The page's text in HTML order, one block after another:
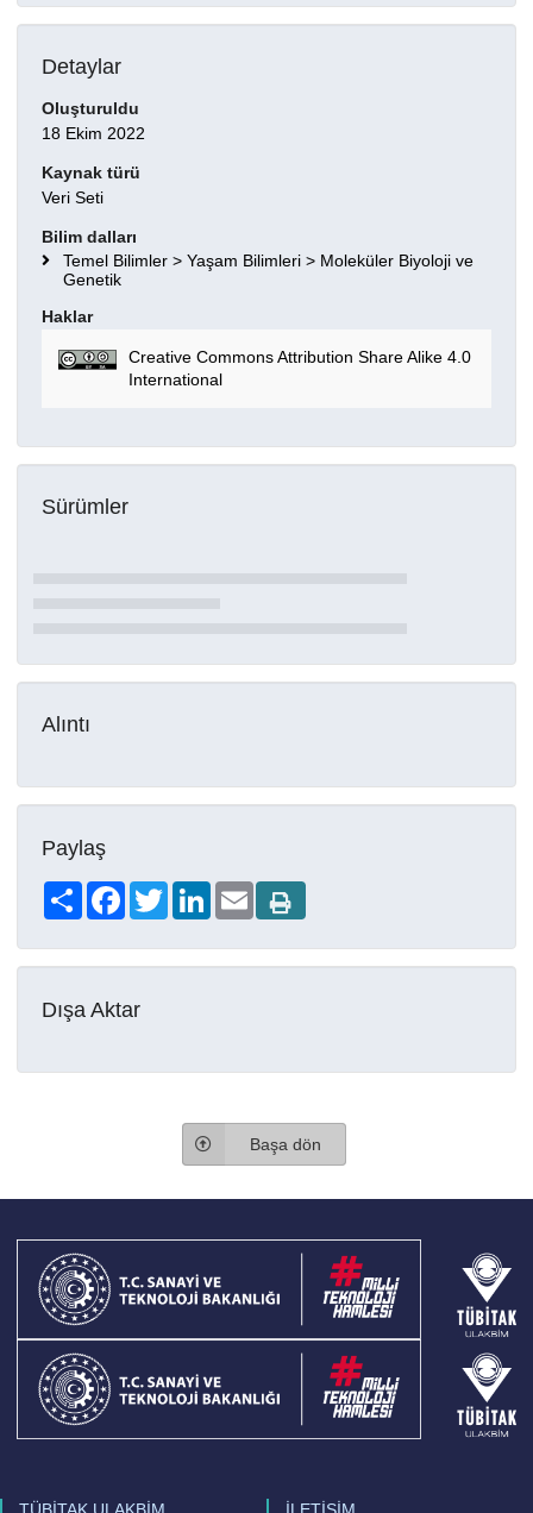
Detaylar
Oluşturuldu
18 Ekim 2022
Kaynak türü
Veri Seti
Bilim dalları
Temel Bilimler > Yaşam Bilimleri > Moleküler Biyoloji ve
Genetik
Haklar
Creative Commons Attribution Share Alike 4.0
International
Sürümler
Alıntı
Paylaş
Share FacebookTwitterLinkedIn
Email
Dışa Aktar
Başa dön